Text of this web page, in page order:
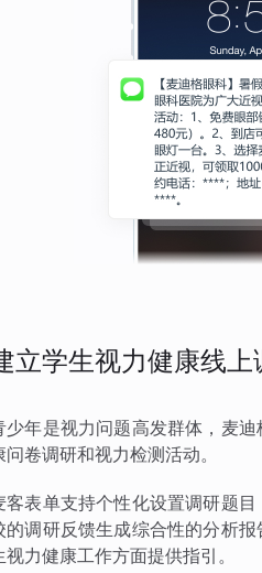
立学生视力健康线
少年是视力问题高发群体，麦
问卷调研和视力检测活动。
客表单支持个性化设置调研题
的调研反馈生成综合性的分析
视力健康工作方面提供指引。